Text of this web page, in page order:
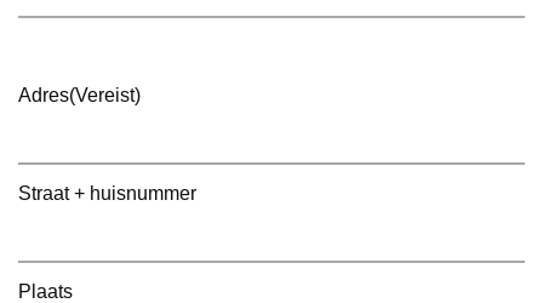
Adres(Vereist)
Straat + huisnummer
Plaats